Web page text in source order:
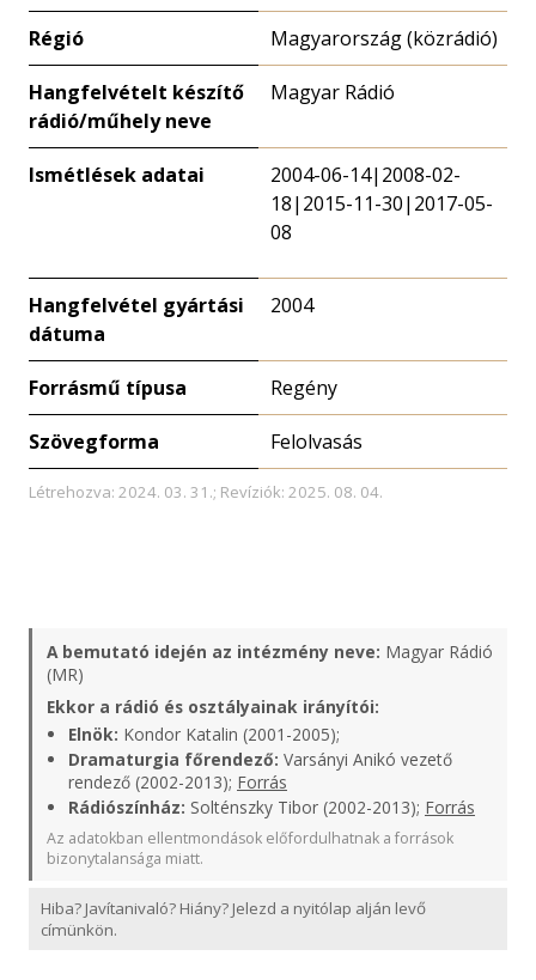
Régió Magyarország (közrádió)
Hangfelvételt készítő
rádió/műhely neve
Magyar Rádió
Ismétlések adatai
2004-06-14|2008-02-
18|2015-11-30|2017-05-
08
Hangfelvétel gyártási
dátuma
2004
Forrásmű típusa Regény
Szövegforma Felolvasás
Létrehozva: 2024. 03. 31.; Revíziók: 2025. 08. 04.
A bemutató idején az intézmény neve: Magyar Rádió
(MR)
Ekkor a rádió és osztályainak irányítói:
Elnök: Kondor Katalin (2001-2005);
Dramaturgia főrendező: Varsányi Anikó vezető
rendező (2002-2013); Forrás
Rádiószínház: Solténszky Tibor (2002-2013); Forrás
Az adatokban ellentmondások előfordulhatnak a források
bizonytalansága miatt.
Hiba? Javítanivaló? Hiány? Jelezd a nyitólap alján levő
címünkön.